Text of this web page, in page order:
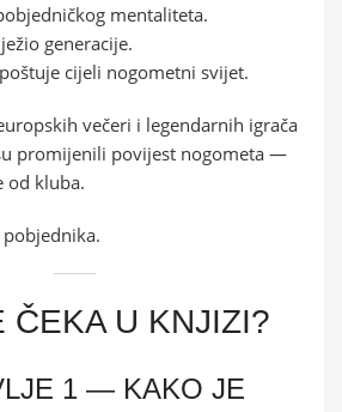
mentaliteta.
generacije.
cijeli nogometni svijet.
večeri i legendarnih igrača
promijenili povijest nogometa —
od kluba.
ČEKA U KNJIZI?
1 — KAKO JE